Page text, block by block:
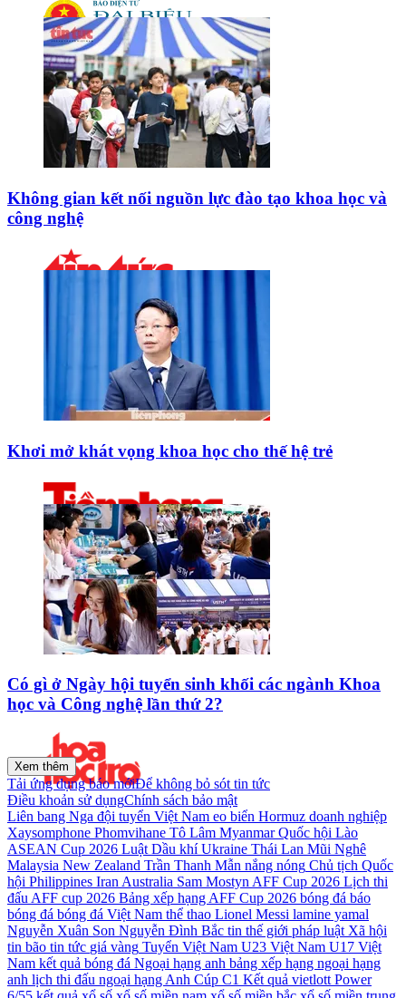
Không gian kết nối nguồn lực đào tạo khoa học và
công nghệ
Khơi mở khát vọng khoa học cho thế hệ trẻ
Có gì ở Ngày hội tuyển sinh khối các ngành Khoa
học và Công nghệ lần thứ 2?
Xem thêm
Tải ứng dụng báo mớiĐể không bỏ sót tin tức
Điều khoản sử dụngChính sách bảo mật
Liên bang Nga đội tuyển Việt Nam eo biển Hormuz doanh nghiệp
Xaysomphone Phomvihane Tô Lâm Myanmar Quốc hội Lào
ASEAN Cup 2026 Luật Dầu khí Ukraine Thái Lan Mũi Nghê
Malaysia New Zealand Trần Thanh Mẫn nắng nóng Chủ tịch Quốc
hội Philippines Iran Australia Sam Mostyn AFF Cup 2026 Lịch thi
đấu AFF cup 2026 Bảng xếp hạng AFF Cup 2026 bóng đá báo
bóng đá bóng đá Việt Nam thể thao Lionel Messi lamine yamal
Nguyễn Xuân Son Nguyễn Đình Bắc tin thế giới pháp luật Xã hội
tin bão tin tức giá vàng Tuyển Việt Nam U23 Việt Nam U17 Việt
Nam kết quả bóng đá Ngoại hạng anh bảng xếp hạng ngoại hạng
anh lịch thi đấu ngoại hạng Anh Cúp C1 Kết quả vietlott Power